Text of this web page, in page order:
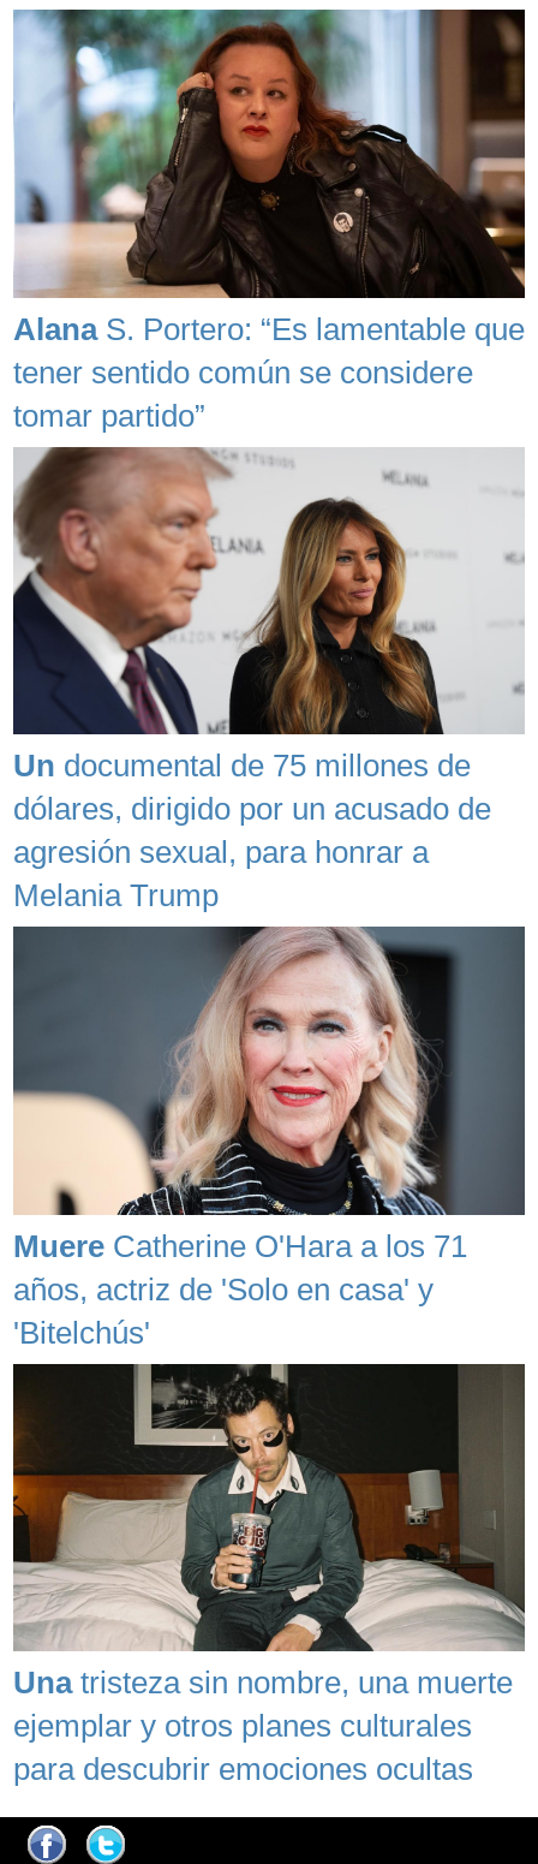
AlanaS. Portero: “Es lamentable que
tener sentido común se considere
tomar partido”
Un documental de 75 millones de
dólares, dirigido por un acusado de
agresión sexual, para honrar a
Melania Trump
Muere Catherine O'Hara a los 71
años, actriz de 'Solo en casa' y
'Bitelchús'
Unatristeza sin nombre, una muerte
ejemplar y otros planes culturales
para descubrir emociones ocultas